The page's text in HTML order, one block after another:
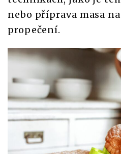
nebo příprava masa
propečení.